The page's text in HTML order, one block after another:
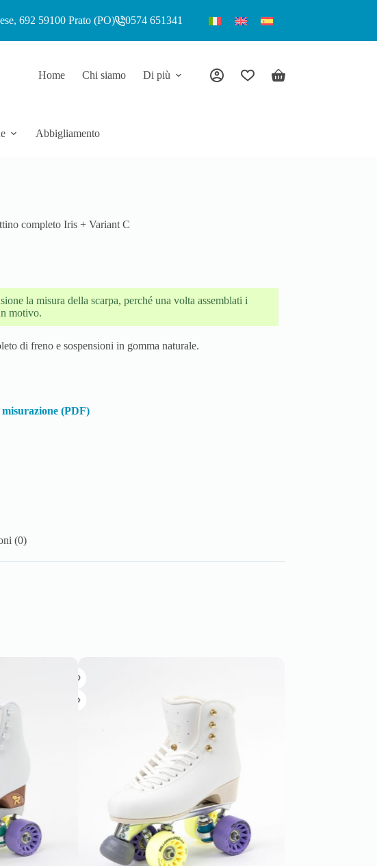
692 59100 Prato (PO) 0574 651341
Home Chi siamo Di più
Abbigliamento
completo Iris + Variant C
la misura della scarpa, perché una volta assemblati i
motivo.
di freno e sospensioni in gomma naturale.
(PDF)
(0)